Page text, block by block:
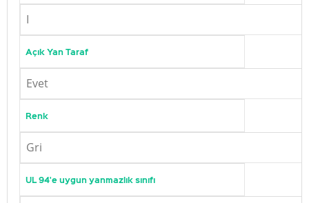
I
Açık Yan Taraf
Evet
Renk
Gri
UL 94'e uygun yanmazlık sınıfı